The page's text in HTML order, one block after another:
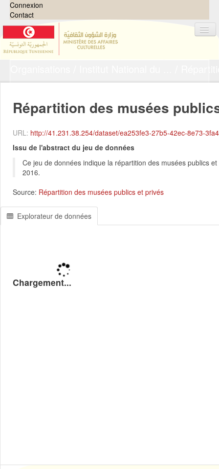
Connexion
Contact
Organisations
Groupes
Demandes
À propos
Répartition des musées
URL: http://41.231.38.254/dataset/ea253fe3-27b5-42ec-8e73-
Issu de l'abstract du jeu de données
Ce jeu de données indique la répartition des musées publics
2016.
Source: Répartition des musées publics et privés
Explorateur de données